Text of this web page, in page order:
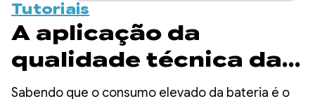
Tutoriais
A aplicação da
qualidade técnica da
bateria chegou: como
Sabendo que o consumo elevado da bateria é o